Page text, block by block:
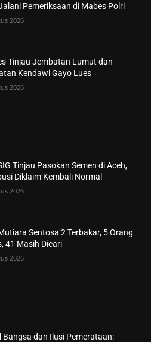
Pemeriksaan di Mabes Polri
2026
Tinjau Jembatan Lumut dan
Kendawi Gayo Lues
2026
Tinjau Pasokan Semen di Aceh,
Diklaim Kembali Normal
2026
Sentosa 2 Terbakar, 5 Orang
41 Masih Dicari
2026
Bangsa dan Ilusi Pemerataan: